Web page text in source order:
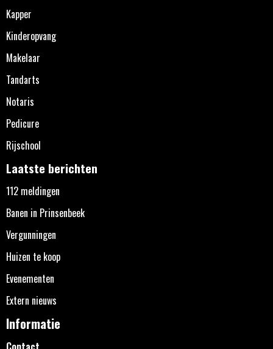
Kapper
Kinderopvang
Makelaar
Tandarts
Notaris
Pedicure
Rijschool
Laatste berichten
112 meldingen
Banen in Prinsenbeek
Vergunningen
Huizen te koop
Evenementen
Extern nieuws
Informatie